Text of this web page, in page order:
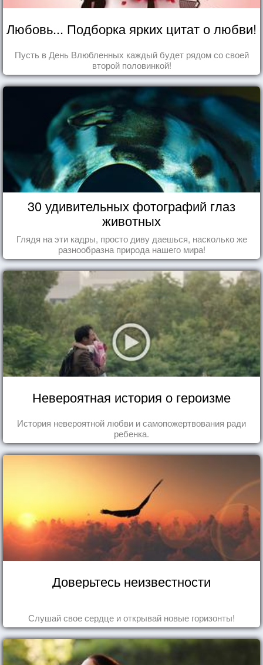
Любовь... Подборка ярких цитат о любви!
Пусть в День Влюбленных каждый будет рядом со своей
второй половинкой!
30 удивительных фотографий глаз
животных
Глядя на эти кадры, просто диву даешься, насколько же
разнообразна природа нашего мира!
Невероятная история о героизме
История невероятной любви и самопожертвования ради
ребенка.
Доверьтесь неизвестности
Слушай свое сердце и открывай новые горизонты!